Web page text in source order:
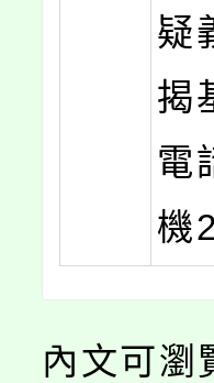
疑
揭
電
機
內文可瀏